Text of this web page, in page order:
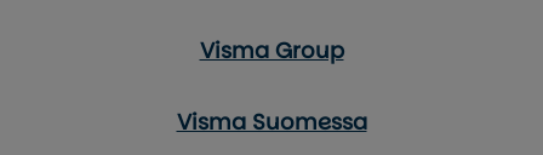
Visma Group
Visma Suomessa